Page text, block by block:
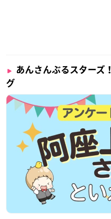
あんさんぶるスターズ
グ